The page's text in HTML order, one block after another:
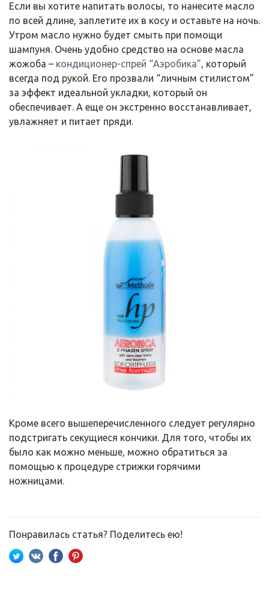
Если вы хотите напитать волосы, то нанесите масло
по всей длине, заплетите их в косу и оставьте на ночь.
Утром масло нужно будет смыть при помощи
шампуня. Очень удобно средство на основе масла
жожоба – кондиционер-спрей “Аэробика”, который
всегда под рукой. Его прозвали “личным стилистом”
за эффект идеальной укладки, который он
обеспечивает. А еще он экстренно восстанавливает,
увлажняет и питает пряди.
Кроме всего вышеперечисленного следует регулярно
подстригать секущиеся кончики. Для того, чтобы их
было как можно меньше, можно обратиться за
помощью к процедуре стрижки горячими
ножницами.
Понравилась статья? Поделитесь ею!